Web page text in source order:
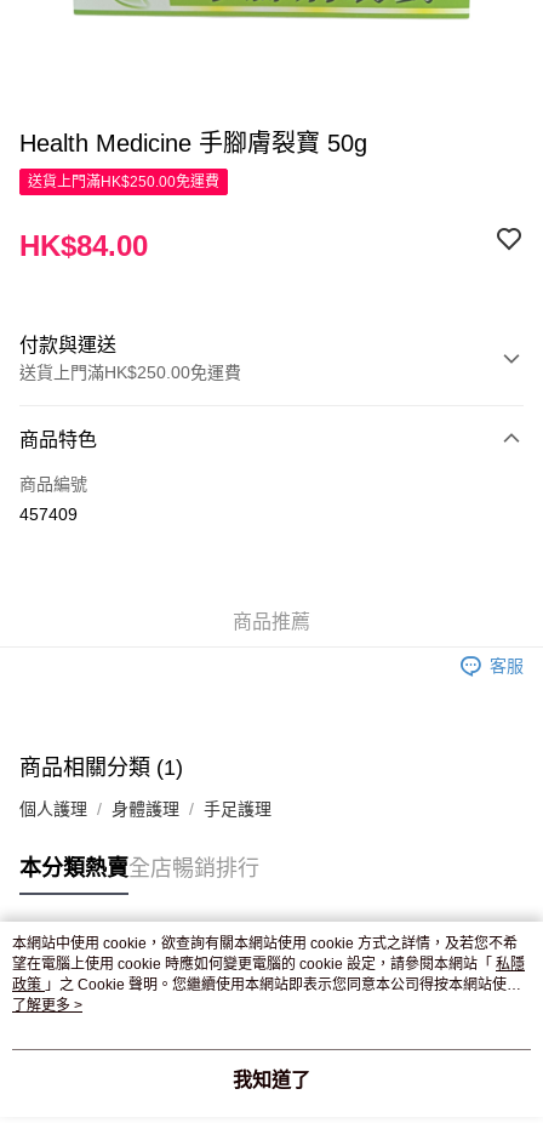
Health Medicine 手腳膚裂寶 50g
送貨上門滿HK$250.00免運費
HK$84.00
付款與運送
送貨上門滿HK$250.00免運費
信用卡
Apple Pay
商品特色
商品編號
457409
商品推薦
客服
商品相關分類 (1)
個人護理 身體護理 手足護理
本分類熱賣全店暢銷排行
熱門標籤
熱銷排行
本網站中使用 cookie，欲查詢有關本網站使用 cookie 方式之詳情，及若您不希
望在電腦上使用 cookie 時應如何變更電腦的 cookie 設定，請參閱本網站「 私隱
政策 」之 Cookie 聲明。您繼續使用本網站即表示您同意本公司得按本網站使用
條款之 Cookie 聲明使用 cookie。
了解更多 >
我知道了